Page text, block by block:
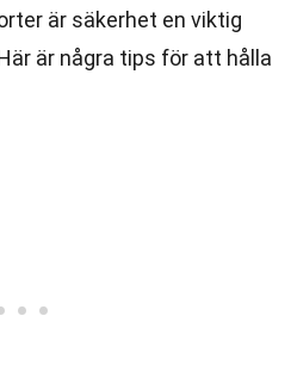
är säkerhet en viktig
är några tips för att hålla